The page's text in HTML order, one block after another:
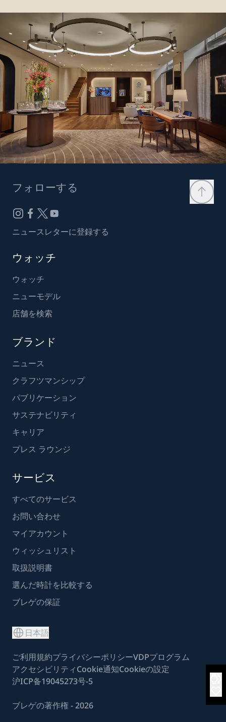
フォローする
ニュースレターに登録する
ウォッチ
ウォッチ
ニューモデル
店舗を検索
ブランド
ニュース
クラフツマンシップ
パブリケーション
サステナビリティ
キャリア
プレス ラウンジ
サービス
すべてのサービス
お問い合わせ
マイアカウント
ウィッシュリスト
取扱説明書
選んだ時計を比較する
ブレゲの保証
日本語
ご利用規約プライバシーポリシーVDPプログラム
アクセシビリティCookie通知Cookieの設定
沪ICP备19045273号-5
ブレゲの著作権 - 2026